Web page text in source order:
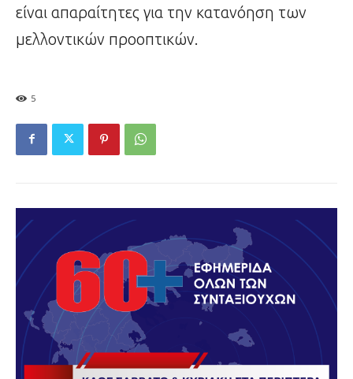
είναι απαραίτητες για την κατανόηση των
μελλοντικών προοπτικών.
5